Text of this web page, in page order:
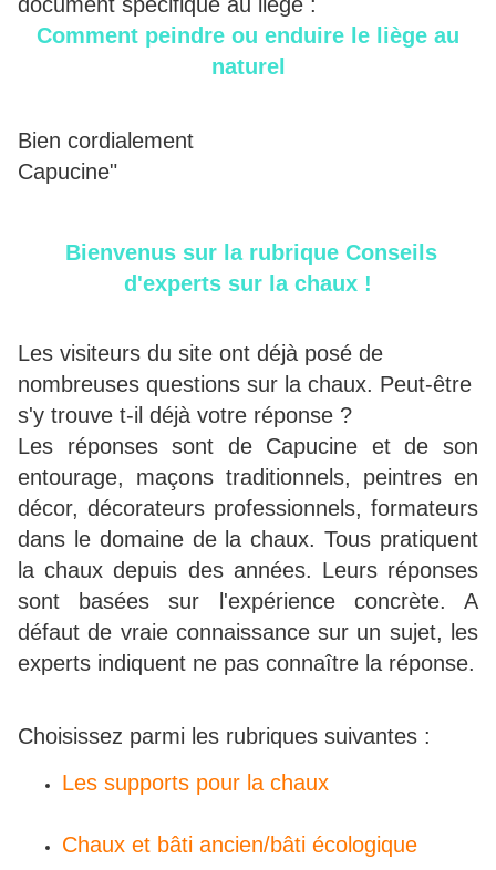
Comment peindre ou enduire le liège au
naturel
Bien cordialement
Capucine"
Bienvenus sur la rubrique Conseils
d'experts sur la chaux !
Les visiteurs du site ont déjà posé de
nombreuses questions sur la chaux. Peut-être
s'y trouve t-il déjà votre réponse ?
Les réponses sont de Capucine et de son
entourage, maçons traditionnels, peintres en
décor, décorateurs professionnels, formateurs
dans le domaine de la chaux. Tous pratiquent
la chaux depuis des années. Leurs réponses
sont basées sur l'expérience concrète. A
défaut de vraie connaissance sur un sujet, les
experts indiquent ne pas connaître la réponse.
Choisissez parmi les rubriques suivantes :
Les supports pour la chaux
Chaux et bâti ancien/bâti écologique